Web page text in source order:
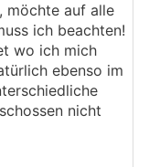
möchte auf alle
ich beachten!
wo ich mich
ebenso im
nicht